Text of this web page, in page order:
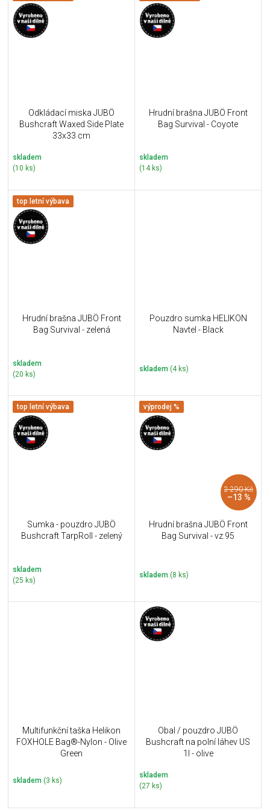
Odkládací miska JUBÖ
Bushcraft Waxed Side Plate
33x33 cm
skladem
(10 ks)
Hrudní brašna JUBÖ Front
Bag Survival - Coyote
skladem
(14 ks)
top letní výbava
Hrudní brašna JUBÖ Front
Bag Survival - zelená
skladem
(20 ks)
Pouzdro sumka HELIKON
Navtel - Black
skladem (4 ks)
top letní výbava
Sumka - pouzdro JUBÖ
Bushcraft TarpRoll - zelený
skladem
(25 ks)
výprodej %
2 290 Kč
–13 %
Hrudní brašna JUBÖ Front
Bag Survival - vz.95
skladem (8 ks)
Multifunkční taška Helikon
FOXHOLE Bag®-Nylon - Olive
Green
skladem (3 ks)
Obal / pouzdro JUBÖ
Bushcraft na polní láhev US
1l - olive
skladem
(27 ks)